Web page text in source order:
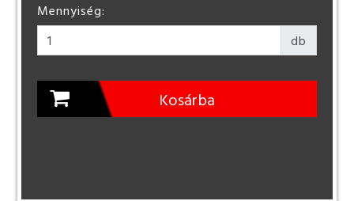
Mennyiség:
db
Kosárba